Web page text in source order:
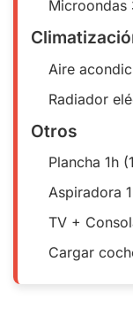
Microondas
Aire
Radiador
Otros
Plancha 1h
Aspiradora
TV +
Cargar